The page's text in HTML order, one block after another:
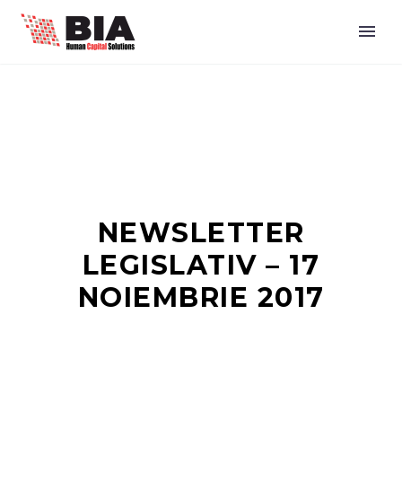
NEWSLETTER
LEGISLATIV – 17
NOIEMBRIE 2017